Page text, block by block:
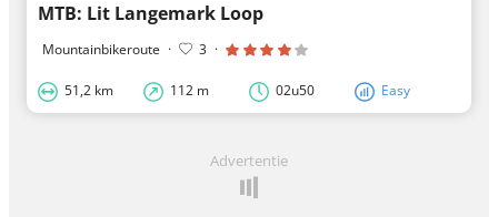
MTB: Lit Langemark Loop
Mountainbikeroute · 3 ·
51,2 km 112 m 02u50 Easy
Advertentie